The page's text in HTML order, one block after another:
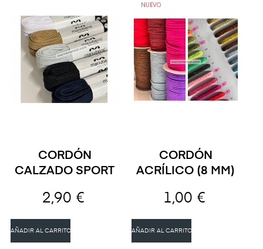
CORDÓN
CALZADO SPORT
2,90 €
AÑADIR AL CARRITO
NUEVO
CORDÓN
ACRÍLICO (8 MM)
1,00 €
AÑADIR AL CARRITO